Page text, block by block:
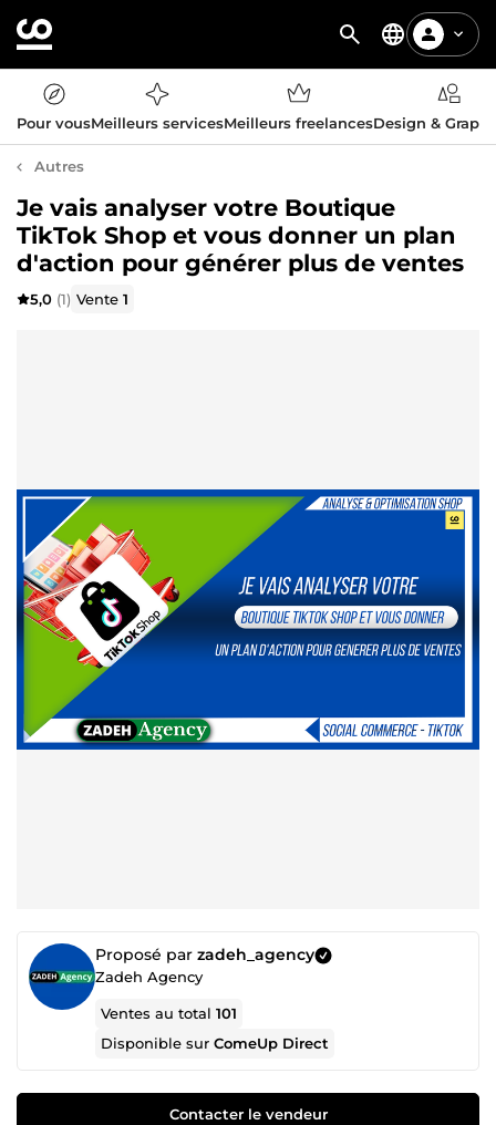
Pour vousMeilleurs servicesMeilleurs freelancesDesign &
Autres
Je vais analyser votre Boutique
TikTok Shop et vous donner un plan
d'action pour générer plus de ventes
5,0 (1) Vente1
Proposé par zadeh_agency
Zadeh Agency
Ventes au total101
Disponible surComeUp Direct
Contacter le vendeur